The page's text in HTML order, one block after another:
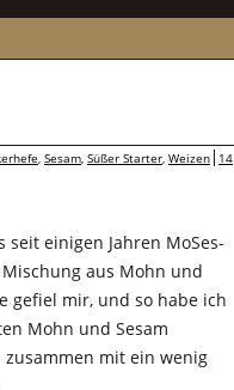
, Sesam, Süßer Starter, Weizen 14
einigen Jahren MoSes-
aus Mohn und
gefiel mir, und so habe ich
Mohn und Sesam
mit ein wenig